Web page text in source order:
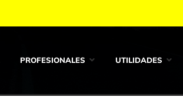
PROFESIONALES UTILIDADES